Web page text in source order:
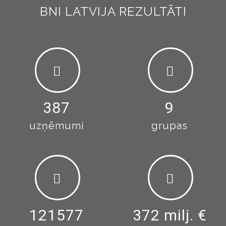
BNI LATVIJA REZULTĀTI
417
uzņēmumi
9
grupas
130707 372 milj. €